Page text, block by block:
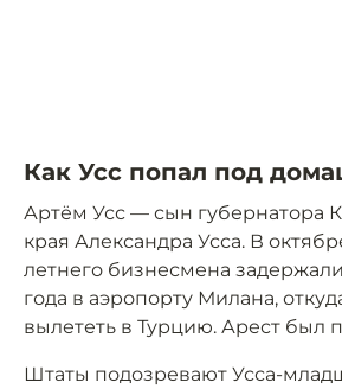
Как Усс попал под
Артём Усс — сын губернатора
края Александра Усса. В
летнего бизнесмена
года в аэропорту Милана,
вылететь в Турцию. Арест был
Штаты подозревают Усса-